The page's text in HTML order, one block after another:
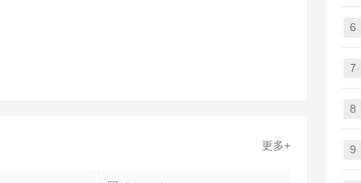
更多+
6
7
8
9